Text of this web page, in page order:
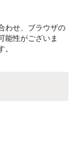
わせ、ブラウザの
能性がございま